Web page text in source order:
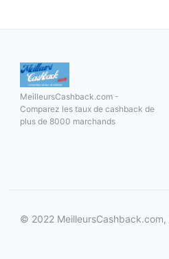
MeilleursCashback.com -
Comparez les taux de cashback de
plus de 8000 marchands
© 2022